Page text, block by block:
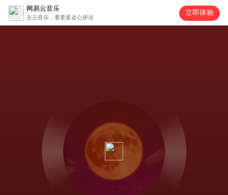
网易云音乐
去云音乐，看更多走心评论
立即体验